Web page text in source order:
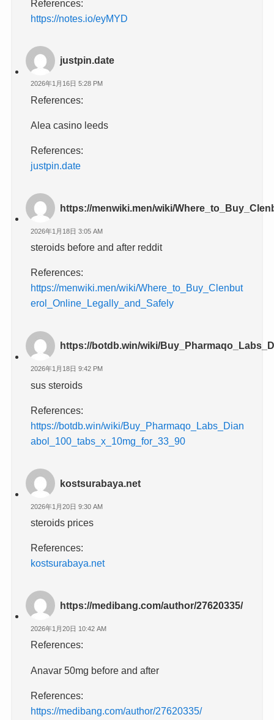
References:
https://notes.io/eyMYD
justpin.date
2026年1月16日 5:28 PM
References:
Alea casino leeds
References:
justpin.date
https://menwiki.men/wiki/
2026年1月18日 3:05 AM
steroids before and after reddit
References:
https://menwiki.men/wiki/Where_to_Buy_Clenbut
erol_Online_Legally_and_Safely
https://botdb.win/wiki/
2026年1月18日 9:42 PM
sus steroids
References:
https://botdb.win/wiki/Buy_Pharmaqo_Labs_Dian
abol_100_tabs_x_10mg_for_33_90
kostsurabaya.net
2026年1月20日 9:30 AM
steroids prices
References:
kostsurabaya.net
https://medibang.com/author/27620335/
2026年1月20日 10:42 AM
References:
Anavar 50mg before and after
References:
https://medibang.com/author/27620335/